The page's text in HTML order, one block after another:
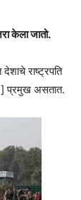
केला जातो.
राष्ट्रपति
] प्रमुख असतात.